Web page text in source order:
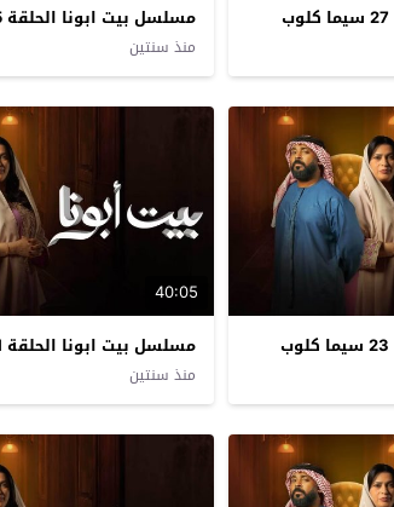
مسلسل بيت ابونا الحلقة 25 سيما كلوب
منذ سنتين
40:05
مسلسل بيت ابونا الحلقة 21 سيما كلوب
منذ سنتين